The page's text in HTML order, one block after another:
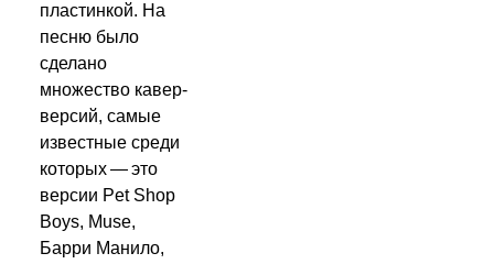
пластинкой. На
песню было
сделано
множество кавер-
версий, самые
известные среди
которых — это
версии Pet Shop
Boys, Muse,
Барри Манило,